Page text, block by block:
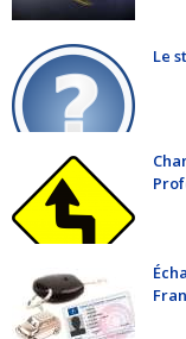
Le